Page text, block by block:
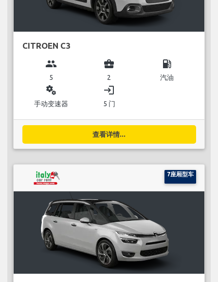
CITROEN C3
group
5
business_center
2
local_gas_station
汽油
miscellaneous_services
手动变速器
login
5 门
查看详情...
7座厢型车